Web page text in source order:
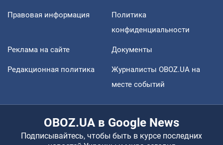
Правовая информация
Политика
конфиденциальности
Реклама на сайте Документы
Редакционная политика
Журналисты OBOZ.UA на
месте событий
OBOZ.UA в Google News
Подписывайтесь, чтобы быть в курсе последних